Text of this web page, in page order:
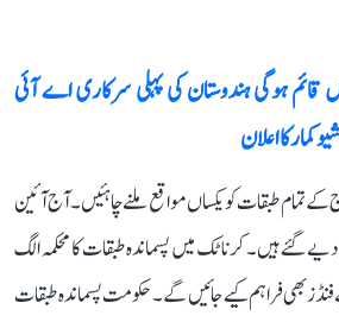
قائم ہوگی ہندوستان کی پہلی سرکاری اے آئی
کا اعلان
کے تمام طبقات کو یکساں مواقع ملنے چاہئیں۔ آج آئین
گئے ہیں۔ کرناٹک میں پسماندہ طبقات کا محکمہ الگ
بھی فراہم کیے جائیں گے۔ حکومت پسماندہ طبقات